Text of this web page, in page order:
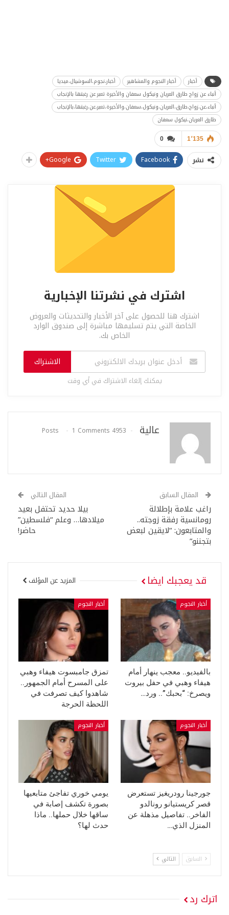
أخبار أخبار النجوم والمشاهير
أخبار،نجوم،السوشيال،ميديا
أنباء عن زواج طارق العريان ونيكول سعفان والأخيرة تعبر عن رغبتها بالإنجاب
أنباء،عن،زواج،طارق،العريان،ونيكول،سعفان،والأخيرة،تعبر،عن،رغبتها،بالإنجاب
طارق العريان،نيكول سعفان
0 1٬135
نشر Facebook
Twitter
Google+
اشترك في نشرتنا الإخبارية
اشترك هنا للحصول على آخر الأخبار والتحديثات والعروض
الخاصة التي يتم تسليمها مباشرة إلى صندوق الوارد
الخاص بك.
الاشتراك
يمكنك إلغاء الاشتراك في أي وقت
عالية 4953 Posts
1 Comments
المقال السابق
راغب علامة بإطلالة
رومانسية رفقة زوجته..
والمتابعون: “لايقين لبعض
بتجننو”
المقال التالي
بيلا حديد تحتفل بعيد
ميلادها… وعلم “فلسطين”
حاضر!
قد يعجبك ايضا المزيد عن المؤلف
أخبار النجوم
بالفيديو.. معجب ينهار أمام
هيفاء وهبي في حفل بيروت
ويصرخ: “بحبك”.. ورد…
أخبار النجوم
تمزق جامبسوت هيفاء وهبي
على المسرح أمام الجمهور..
شاهدوا كيف تصرفت في
اللحظة الحرجة
أخبار النجوم
جورجينا رودريغيز تستعرض
قصر كريستيانو رونالدو
الفاخر.. تفاصيل مذهلة عن
المنزل الذي…
أخبار النجوم
يومي خوري تفاجئ متابعيها
بصورة تكشف إصابة في
ساقها خلال حملها.. ماذا
حدث لها؟
السابق التالي
اترك رد